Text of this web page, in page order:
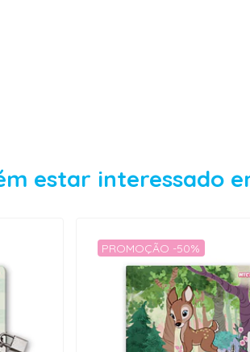
estar interessado
PROMOÇÃO -50%